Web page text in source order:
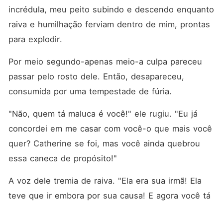
lógica: o arrastei para um
quarto de hotel e arranquei
suas roupas. Foi imprudente.
também foi: O melhor sexo
da minha vida. E, como se
descobriu, a melhor decisão
que eu já tomei. Porque meu
apenas um cara qualquer.
Ele é mais rico que Rhys,
mais poderoso que toda a
minha família, e
definitivamente mais
embora.
incrédula, meu peito subindo e descendo enquanto
raiva e humilhação ferviam dentro de mim, prontas
para explodir.
Por meio segundo-apenas meio-a culpa pareceu
passar pelo rosto dele. Então, desapareceu,
consumida por uma tempestade de fúria.
"Não, quem tá maluca é você!" ele rugiu. "Eu já
concordei em me casar com você-o que mais você
quer? Catherine se foi, mas você ainda quebrou
essa caneca de propósito!"
A voz dele tremia de raiva. "Ela era sua irmã! Ela
teve que ir embora por sua causa! E agora você tá